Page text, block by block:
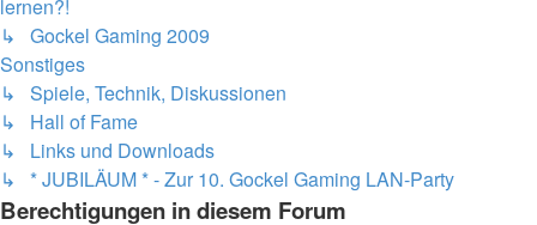
lernen?!
↳ Gockel Gaming 2009
Sonstiges
↳ Spiele, Technik, Diskussionen
↳ Hall of Fame
↳ Links und Downloads
↳ * JUBILÄUM * - Zur 10. Gockel Gaming LAN-Party
Berechtigungen in diesem Forum